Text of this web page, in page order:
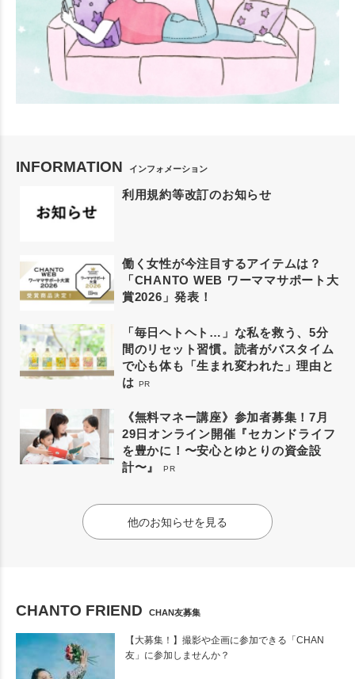
INFORMATION インフォメーション
利用規約等改訂のお知らせ
働く女性が今注目するアイテムは？
「CHANTO WEB ワーママサポート大
賞2026」発表！
「毎日ヘトヘト…」な私を救う、5分
間のリセット習慣。読者がバスタイム
で心も体も「生まれ変われた」理由と
は PR
《無料マネー講座》参加者募集！7月
29日オンライン開催『セカンドライフ
を豊かに！〜安心とゆとりの資金設
計〜』
PR
他のお知らせを見る
CHANTO FRIEND CHAN友募集
【大募集！】撮影や企画に参加できる「CHAN
友」に参加しませんか？